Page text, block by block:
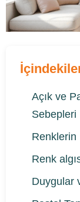
Açık ve
Sebepleri
Renklerin
Renk
Duygular